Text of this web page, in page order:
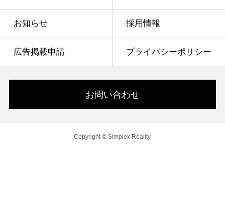
お知らせ 採用情報
広告掲載申請 プライバシーポリシー
お問い合わせ
Copyright © Simplex Reality.